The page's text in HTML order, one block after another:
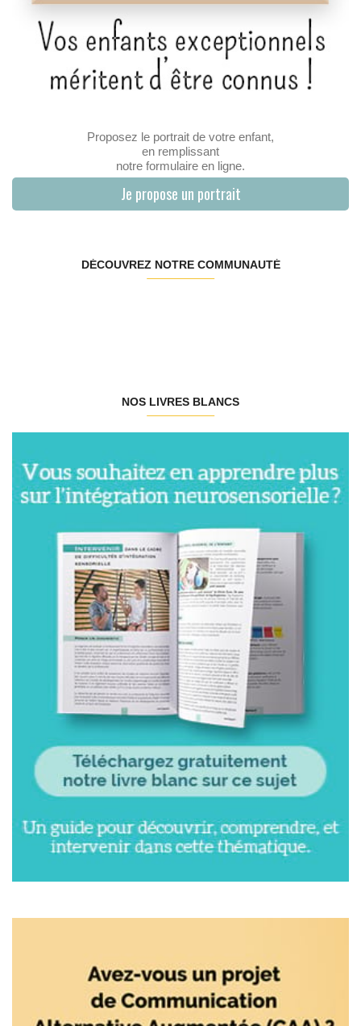
Proposez le portrait de votre enfant,
en remplissant
notre formulaire en ligne.
Je propose un portrait
DÉCOUVREZ NOTRE COMMUNAUTÉ
NOS LIVRES BLANCS